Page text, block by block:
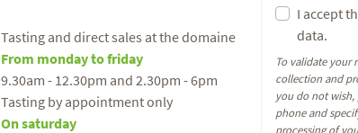
Tasting and direct sales at the domaine
From monday to friday
9.30am - 12.30pm and 2.30pm - 6pm
Tasting by appointment only
On saturday
I accept
data.
To validate your
collection and
you do not wish,
phone and
processing of